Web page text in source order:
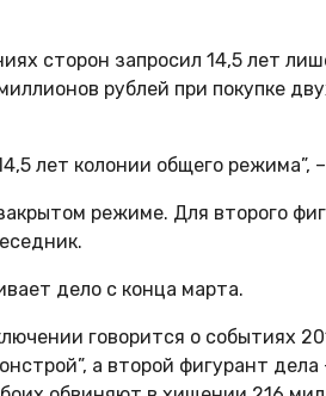
сторон запросил 14,5 лет
рублей при покупке
лет колонии общего
режиме. Для второго
дело с конца марта.
говорится о событиях
а второй фигурант